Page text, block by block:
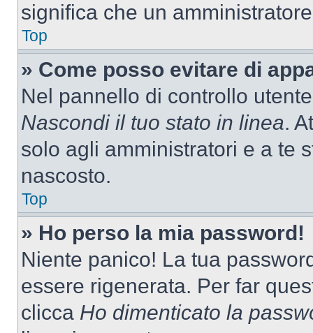
significa che un
Top
» Come posso evitare di
Nel pannello di controllo
Nascondi il tuo stato in linea.
solo agli amministratori e a te
nascosto.
Top
» Ho perso la mia password!
Niente panico! La tua
essere rigenerata. Per far
clicca Ho dimenticato la